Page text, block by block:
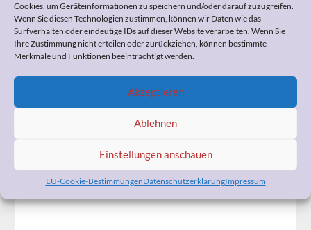
Cookies, um Geräteinformationen zu speichern und/oder darauf zuzugreifen.
Wenn Sie diesen Technologien zustimmen, können wir Daten wie das
Surfverhalten oder eindeutige IDs auf dieser Website verarbeiten. Wenn Sie
Ihre Zustimmung nicht erteilen oder zurückziehen, können bestimmte
Merkmale und Funktionen beeinträchtigt werden.
Akzeptieren
Ablehnen
Einstellungen anschauen
EU-Cookie-BestimmungenDatenschutzerklärungImpressum
Wenn Sie Fragen zum Widerspruch, zur
Pflegeeinstufung, zur Organisation der häuslichen Pflege,
zu Ihrer Vorsorgevollmacht und Patientenverfügung
oder anderen pflegerelevanten Themen haben, kann ich
Ähnliche Beiträge